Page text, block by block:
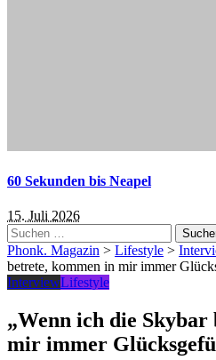
60 Sekunden bis Neapel
15. Juli 2026
Suchen
nach:
Phonk. Magazin > Lifestyle >
betrete, kommen in mir immer
InterviewLifestyle
„Wenn ich die
mir immer